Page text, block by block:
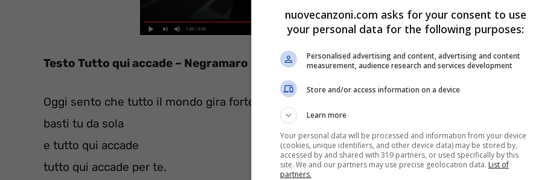
Testo Tutto qui accade – Negramaro Digital Download)
Oggi sento che tutto il mondo gira forte intorno a te
basti tu da sola
e tutto qui accade
tutto qui accade per te.
nuovecanzoni.com asks for your consent to use
your personal data for the following purposes:
Personalised advertising and content, advertising and content
measurement, audience research and services development
Store and/or access information on a device
Learn more
Your personal data will be processed and information from your device
(cookies, unique identifiers, and other device data) may be stored by,
accessed by and shared with 319 partners, or used specifically by this
site. We and our partners may use precise geolocation data. List of
partners.